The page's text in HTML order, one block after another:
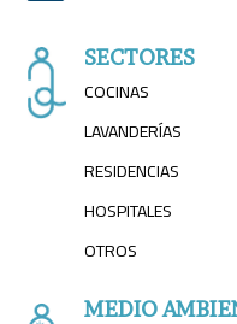
SECTORES
COCINAS
LAVANDERÍAS
RESIDENCIAS
HOSPITALES
OTROS
MEDIO